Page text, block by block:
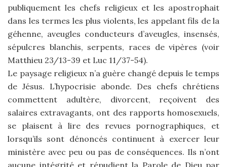
publiquement les chefs religieux et les apostrophait
dans les termes les plus violents, les appelant fils de la
géhenne, aveugles conducteurs d’aveugles, insensés,
sépulcres blanchis, serpents, races de vipères (voir
Matthieu 23/13-39 et Luc 11/37-54).
Le paysage religieux n’a guère changé depuis le temps
de Jésus. L’hypocrisie abonde. Des chefs chrétiens
commettent adultère, divorcent, reçoivent des
salaires extravagants, ont des rapports homosexuels,
se plaisent à lire des revues pornographiques, et
lorsqu’ils sont dénoncés continuent à exercer leur
ministère avec peu ou pas de conséquences. Ils n’ont
aucune intégrité et répudient la Parole de Dieu par